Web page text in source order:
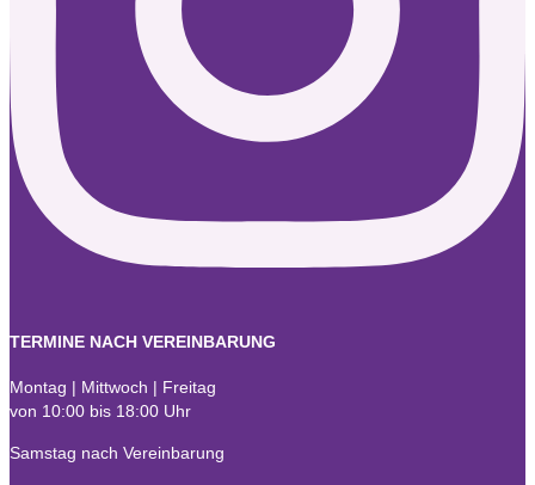
TERMINE NACH VEREINBARUNG
Montag | Mittwoch | Freitag
von 10:00 bis 18:00 Uhr
Samstag nach Vereinbarung